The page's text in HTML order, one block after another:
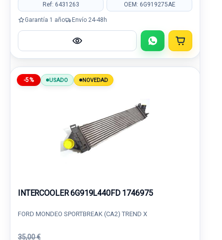
Ref: 6431263 OEM: 6G919275AE
Garantía 1 año Envío 24-48h
-5% USADO NOVEDAD
INTERCOOLER 6G919L440FD 1746975
FORD MONDEO SPORTBREAK (CA2) TREND X
35,00 €